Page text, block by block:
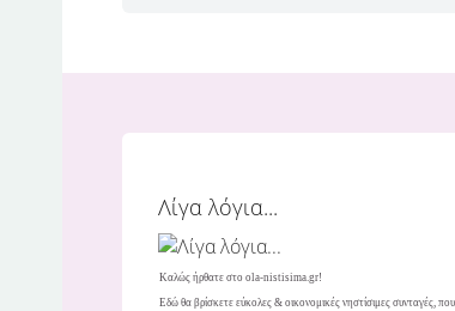
Λίγα λόγια...
Καλώς ήρθατε στο ola-nistisima.gr!
Εδώ θα βρίσκετε εύκολες & οικονομικές νηστίσιμες συνταγές, που